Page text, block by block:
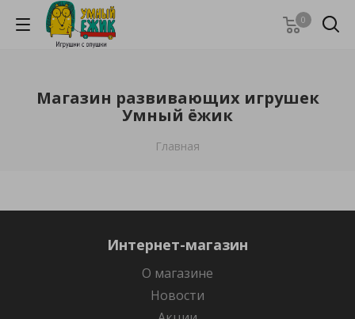
0
Магазин развивающих игрушек
Умный ёжик
Главная
Интернет-магазин
О магазине
Новости